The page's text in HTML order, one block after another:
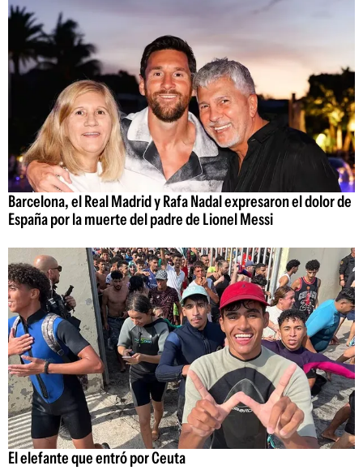
Barcelona, el Real Madrid y Rafa Nadal expresaron el dolor de
España por la muerte del padre de Lionel Messi
El elefante que entró por Ceuta